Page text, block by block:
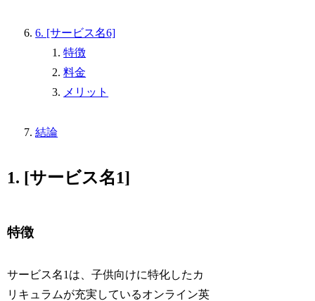
6. [サービス名6]
特徴
料金
メリット
結論
1. [サービス名1]
特徴
サービス名1は、子供向けに特化したカ
リキュラムが充実しているオンライン英